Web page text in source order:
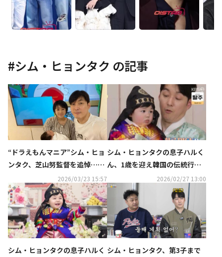
#シム・ヒョンタク の記事
“ドラえもんマニア”シム・ヒョ
ンタク、芝山努監督を追悼…感
2026/03/23 15:57
シム・ヒョンタクの息子ハルく
ん、1歳を迎え韓国の伝統行事
に挑戦！結果に両親も大満足
（動画あり）
2026/02/27 13:00
シム・ヒョンタクの息子ハルく シム・ヒョンタク、第3子まで